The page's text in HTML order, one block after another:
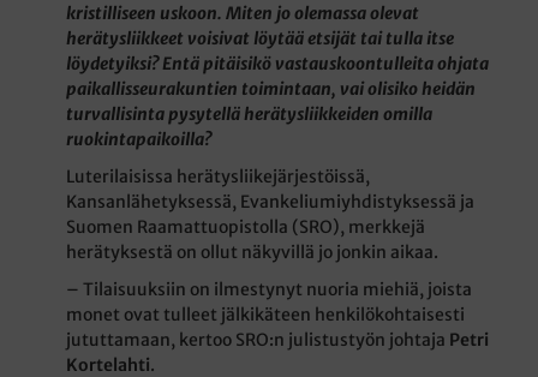
kristilliseen uskoon. Miten jo olemassa olevat
herätysliikkeet voisivat löytää etsijät tai tulla itse
löydetyiksi? Entä pitäisikö vastauskoontulleita ohjata
paikallisseurakuntien toimintaan, vai olisiko heidän
turvallisinta pysytellä herätysliikkeiden omilla
ruokintapaikoilla?
Luterilaisissa herätysliikejärjestöissä,
Kansanlähetyksessä, Evankeliumiyhdistyksessä ja
Suomen Raamattuopistolla (SRO), merkkejä
herätyksestä on ollut näkyvillä jo jonkin aikaa.
– Tilaisuuksiin on ilmestynyt nuoria miehiä, joista
monet ovat tulleet jälkikäteen henkilökohtaisesti
jututtamaan, kertoo SRO:n julistustyön johtaja Petri
Kortelahti.